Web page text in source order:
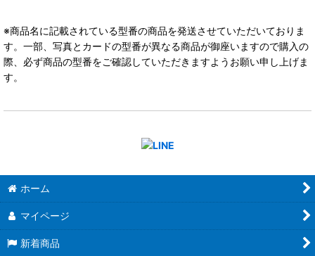
※商品名に記載されている型番の商品を発送させていただいておりま
す。一部、写真とカードの型番が異なる商品が御座いますので購入の
際、必ず商品の型番をご確認していただきますようお願い申し上げま
す。
ホーム
マイページ
新着商品